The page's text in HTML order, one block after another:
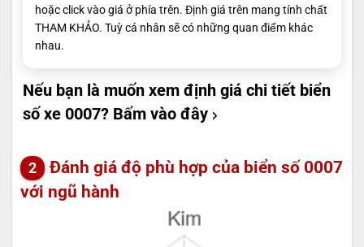
hoặc click vào giá ở phía trên. Định giá trên mang tính chất
THAM KHẢO. Tuỳ cá nhân sẽ có những quan điểm khác
nhau.
Nếu bạn là muốn xem định giá chi tiết biển
số xe 0007? Bấm vào đây
Đánh giá độ phù hợp của biển số 0007
với ngũ hành